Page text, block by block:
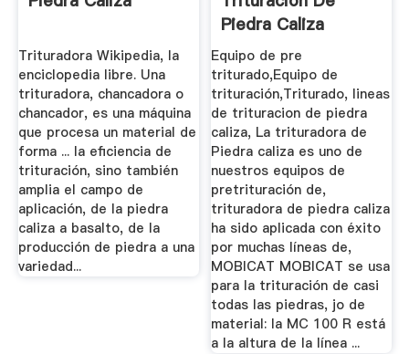
Trituradora Wikipedia, la
enciclopedia libre. Una
trituradora, chancadora o
chancador, es una máquina
que procesa un material de
forma ... la eficiencia de
trituración, sino también
amplia el campo de
aplicación, de la piedra
caliza a basalto, de la
producción de piedra a una
variedad...
Piedra Caliza
Equipo de pre
triturado,Equipo de
trituración,Triturado, lineas
de trituracion de piedra
caliza, La trituradora de
Piedra caliza es uno de
nuestros equipos de
pretrituración de,
trituradora de piedra caliza
ha sido aplicada con éxito
por muchas líneas de,
MOBICAT MOBICAT se usa
para la trituración de casi
todas las piedras, jo de
material: la MC 100 R está
a la altura de la línea ...